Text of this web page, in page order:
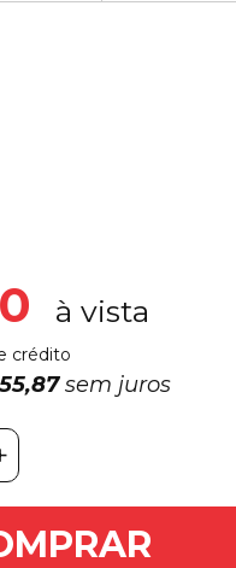
crédito
sem juros